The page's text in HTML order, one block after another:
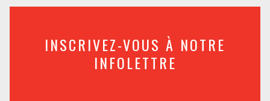
INSCRIVEZ-VOUS À NOTRE
INFOLETTRE